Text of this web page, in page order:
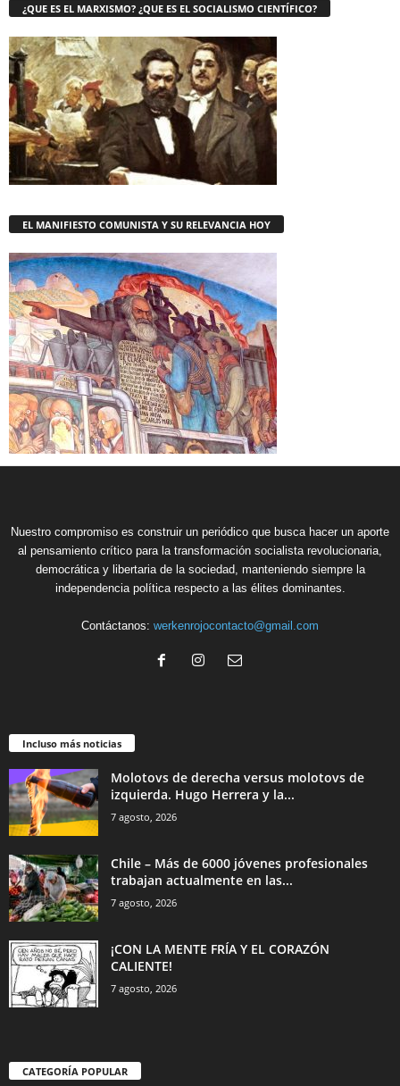
¿QUE ES EL MARXISMO? ¿QUE ES EL SOCIALISMO CIENTÍFICO?
EL MANIFIESTO COMUNISTA Y SU RELEVANCIA HOY
Nuestro compromiso es construir un periódico que busca hacer un aporte
al pensamiento crítico para la transformación socialista revolucionaria,
democrática y libertaria de la sociedad, manteniendo siempre la
independencia política respecto a las élites dominantes.
Contáctanos: werkenrojocontacto@gmail.com
Incluso más noticias
Molotovs de derecha versus molotovs de
izquierda. Hugo Herrera y la...
7 agosto, 2026
Chile – Más de 6000 jóvenes profesionales
trabajan actualmente en las...
7 agosto, 2026
¡CON LA MENTE FRÍA Y EL CORAZÓN
CALIENTE!
7 agosto, 2026
CATEGORÍA POPULAR